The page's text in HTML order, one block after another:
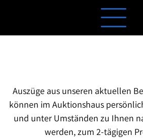
Auszüge aus unseren aktuellen
können im Auktionshaus
und unter Umständen zu Ihnen
werden, zum 2-tägigen